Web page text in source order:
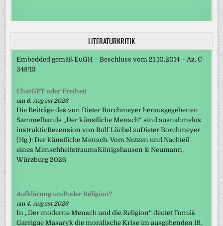
LITERATURKRITIK
Embedded gemäß EuGH – Beschluss vom 21.10.2014 – Az. C-
348/13
ChatGPT oder Freiheit
am 6. August 2026
Die Beiträge des von Dieter Borchmeyer herausgegebenen
Sammelbands „Der künstliche Mensch“ sind ausnahmslos
instruktivRezension von Rolf Löchel zuDieter Borchmeyer
(Hg.): Der künstliche Mensch. Vom Nutzen und Nachteil
eines MenschheitstraumsKönigshausen & Neumann,
Würzburg 2026
Aufklärung und/oder Religion?
am 4. August 2026
In „Der moderne Mensch und die Religion“ deutet Tomáš
Garrigue Masaryk die moralische Krise im ausgehenden 19.